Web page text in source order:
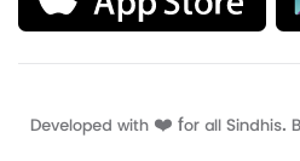
Developed with ❤️ for all Sindhis.